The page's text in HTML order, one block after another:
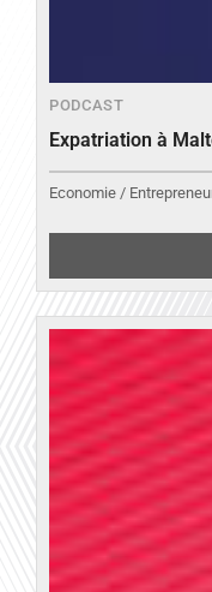
PODCAST
Expatriation à
Economie /